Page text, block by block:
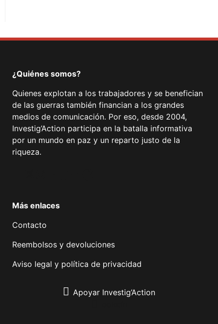
¿Quiénes somos?
Quienes explotan a los trabajadores y se benefician
de las guerras también financian a los grandes
medios de comunicación. Por eso, desde 2004,
Investig’Action participa en la batalla informativa
por un mundo en paz y un reparto justo de la
riqueza.
Más enlaces
Contacto
Reembolsos y devoluciones
Aviso legal y política de privacidad
Apoyar Investig’Action